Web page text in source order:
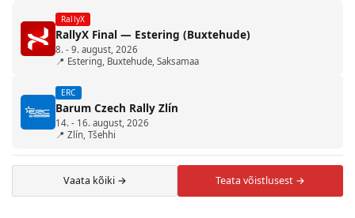
RallyX
RallyX Final — Estering (Buxtehude)
8. - 9. august, 2026
📍 Estering, Buxtehude, Saksamaa
ERC
Barum Czech Rally Zlín
14. - 16. august, 2026
📍 Zlín, Tšehhi
Vaata kõiki → Teata võistlusest →